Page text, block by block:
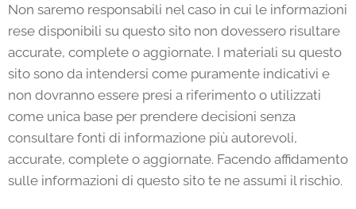
Non saremo responsabili nel caso in cui le informazioni
rese disponibili su questo sito non dovessero risultare
accurate, complete o aggiornate. I materiali su questo
sito sono da intendersi come puramente indicativi e
non dovranno essere presi a riferimento o utilizzati
come unica base per prendere decisioni senza
consultare fonti di informazione più autorevoli,
accurate, complete o aggiornate. Facendo affidamento
sulle informazioni di questo sito te ne assumi il rischio.